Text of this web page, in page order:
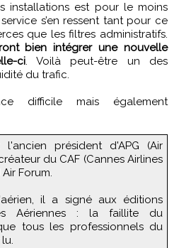
installations est pour le moins
s’en ressent tant pour ce
que les filtres administratifs.
bien intégrer une nouvelle
ci. Voilà peut-être un des
du trafic.
difficile mais également
du CAF (Cannes Airlines
Forum.
il a signé aux éditions
Aériennes : la faillite du
tous les professionnels du